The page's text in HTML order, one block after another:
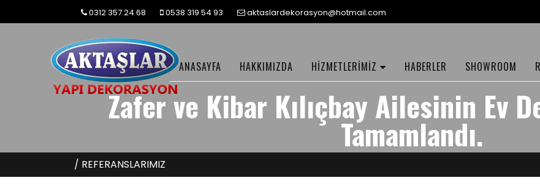
0312 357 24 68 0538 319 54 93 aktaslardekorasyon@hotmail.com
ANASAYFA HAKKIMIZDA HİZMETLERİMİZ HABERLER SHOWROOM
Zafer ve Kibar Kılıçbay Ailesinin Ev
Tamamlandı.
/ REFERANSLARIMIZ